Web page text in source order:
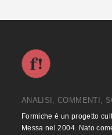
ANALISI, COMMENTI,
Formiche è un progetto
Messa nel 2004. Nato